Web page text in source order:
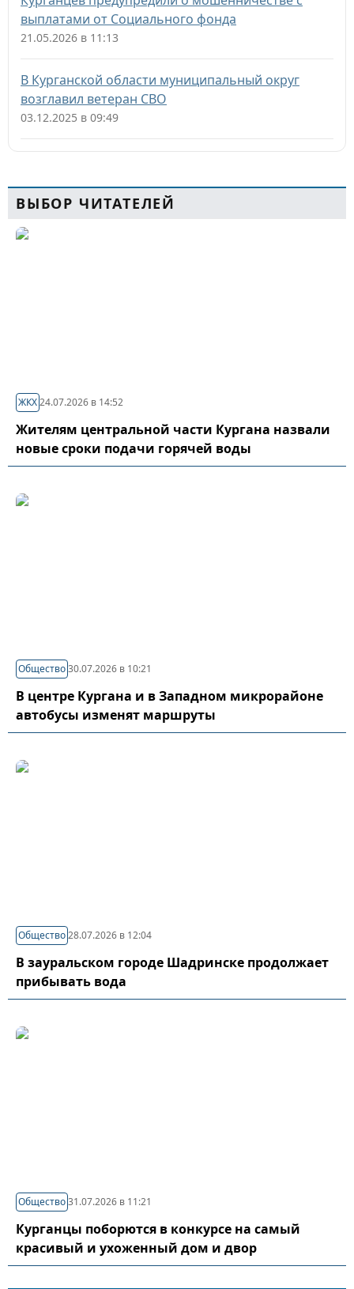
выплатами от Социального фонда
21.05.2026 в 11:13
В Курганской области муниципальный округ
возглавил ветеран СВО
03.12.2025 в 09:49
ВЫБОР ЧИТАТЕЛЕЙ
ЖКХ24.07.2026 в 14:52
Жителям центральной части Кургана назвали
новые сроки подачи горячей воды
Общество30.07.2026 в 10:21
В центре Кургана и в Западном микрорайоне
автобусы изменят маршруты
Общество28.07.2026 в 12:04
В зауральском городе Шадринске продолжает
прибывать вода
Общество31.07.2026 в 11:21
Курганцы поборются в конкурсе на самый
красивый и ухоженный дом и двор